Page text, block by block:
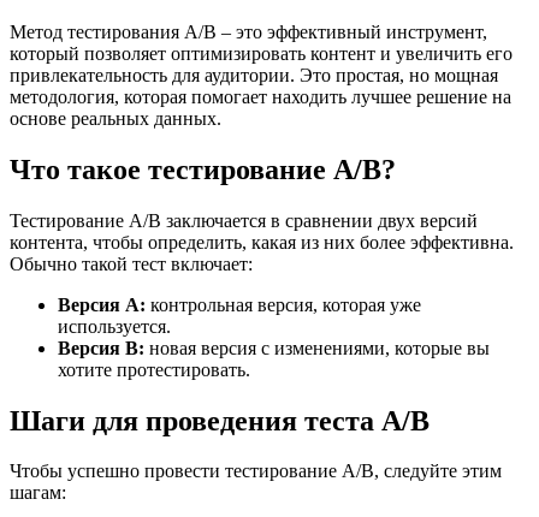
Метод тестирования A/B – это эффективный инструмент,
который позволяет оптимизировать контент и увеличить его
привлекательность для аудитории. Это простая, но мощная
методология, которая помогает находить лучшее решение на
основе реальных данных.
Что такое тестирование A/B?
Тестирование A/B заключается в сравнении двух версий
контента, чтобы определить, какая из них более эффективна.
Обычно такой тест включает:
Версия A: контрольная версия, которая уже
используется.
Версия B: новая версия с изменениями, которые вы
хотите протестировать.
Шаги для проведения теста A/B
Чтобы успешно провести тестирование A/B, следуйте этим
шагам: